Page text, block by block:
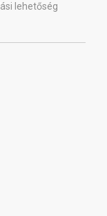
lehetőség